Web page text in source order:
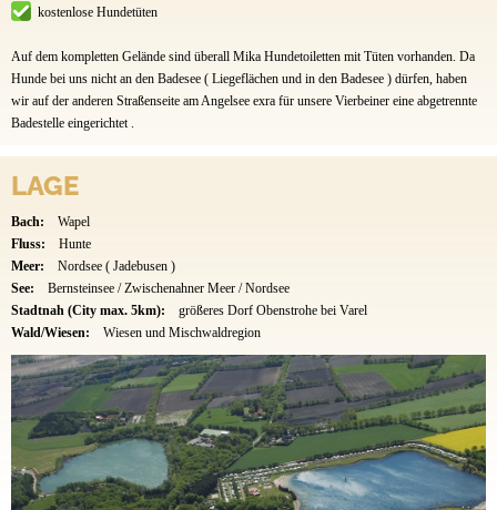
kostenlose Hundetüten
Auf dem kompletten Gelände sind überall Mika Hundetoiletten mit Tüten vorhanden. Da
Hunde bei uns nicht an den Badesee ( Liegeflächen und in den Badesee ) dürfen, haben
wir auf der anderen Straßenseite am Angelsee exra für unsere Vierbeiner eine abgetrennte
Badestelle eingerichtet .
LAGE
Bach:
Wapel
Fluss:
Hunte
Meer:
Nordsee ( Jadebusen )
See:
Bernsteinsee / Zwischenahner Meer / Nordsee
Stadtnah (City max. 5km):
größeres Dorf Obenstrohe bei Varel
Wald/Wiesen:
Wiesen und Mischwaldregion